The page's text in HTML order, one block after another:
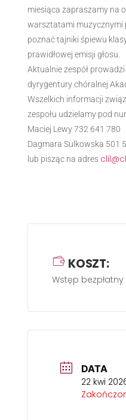
miesiąca zapraszamy na
warsztatami muzycznymi
poznać tajniki śpiewu
prawidłowej emisji głosu.
Aktualnie zespół
dyrygentury chóralnej
Wszelkich informacji
zespołu udzielamy pod
Maciej Lewy 732 641 780
Dagmara Sulkowska 501
lub pisząc na adres
KOSZT:
Wstęp bezpłatny
DATA
22 kwi